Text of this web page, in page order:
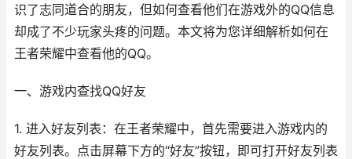
识了志同道合的朋友，但如何查看他们在游戏外的QQ信息
却成了不少玩家头疼的问题。本文将为您详细解析如何在
王者荣耀中查看他的QQ。
一、游戏内查找QQ好友
1. 进入好友列表：在王者荣耀中，首先需要进入游戏内的
好友列表。点击屏幕下方的“好友”按钮，即可打开好友列表